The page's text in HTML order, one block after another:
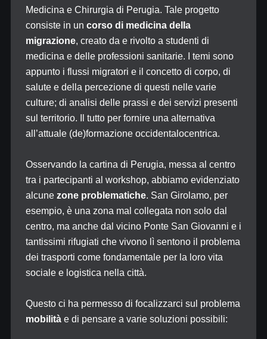
Medicina e Chirurgia di Perugia. Tale progetto
consiste in un corso di medicina della
migrazione, creato da e rivolto a studenti di
medicina e delle professioni sanitarie. I temi sono
appunto i flussi migratori e il concetto di corpo, di
salute e della percezione di questi nelle varie
culture; di analisi delle prassi e dei servizi presenti
sul territorio. Il tutto per fornire una alternativa
all’attuale (de)formazione occidentalocentrica.
Osservando la cartina di Perugia, messa al centro
tra i partecipanti al workshop, abbiamo evidenziato
alcunezone problematiche. San Girolamo, per
esempio, è una zona mal collegata non solo dal
centro, ma anche dal vicino Ponte San Giovanni e i
tantissimi rifugiati che vivono lì sentono il problema
dei trasporti come fondamentale per la loro vita
sociale e logistica nella città.
Questo ci ha permesso di focalizzarci sul problema
mobilitàe di pensare a varie soluzioni possibili: